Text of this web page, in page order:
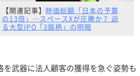
【関連記事】 時価総額「日本の予算
の13倍」…スペースXが圧勝か？ 迫
る大型IPO「3銘柄」の明暗
武器に法人顧客の獲得を急ぐ姿勢も